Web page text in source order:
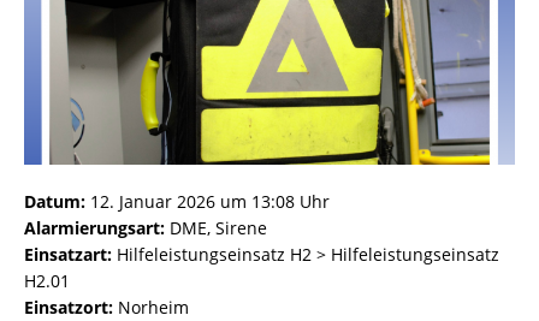
Datum: 12. Januar 2026 um 13:08 Uhr
Alarmierungsart: DME, Sirene
Einsatzart: Hilfeleistungseinsatz H2 > Hilfeleistungseinsatz
H2.01
Einsatzort: Norheim